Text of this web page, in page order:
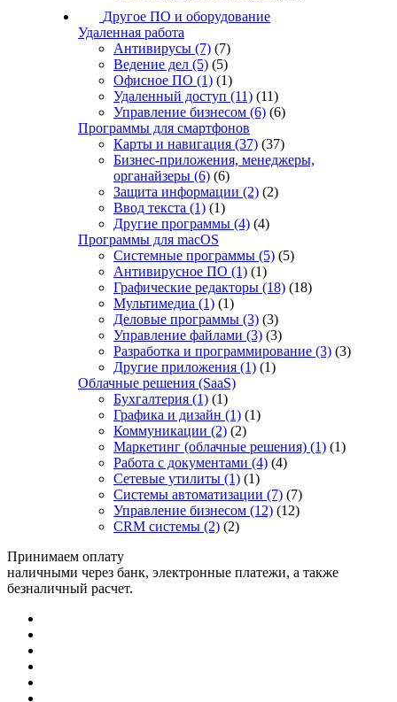
Другое ПО и оборудование
Удаленная работа
Антивирусы (7) (7)
Ведение дел (5) (5)
Офисное ПО (1) (1)
Удаленный доступ (11) (11)
Управление бизнесом (6) (6)
Программы для смартфонов
Карты и навигация (37) (37)
Бизнес-приложения, менеджеры,
органайзеры (6) (6)
Защита информации (2) (2)
Ввод текста (1) (1)
Другие программы (4) (4)
Программы для macOS
Системные программы (5) (5)
Антивирусное ПО (1) (1)
Графические редакторы (18) (18)
Мультимедиа (1) (1)
Деловые программы (3) (3)
Управление файлами (3) (3)
Разработка и программирование (3) (3)
Другие приложения (1) (1)
Облачные решения (SaaS)
Бухгалтерия (1) (1)
Графика и дизайн (1) (1)
Коммуникации (2) (2)
Маркетинг (облачные решения) (1) (1)
Работа с документами (4) (4)
Сетевые утилиты (1) (1)
Системы автоматизации (7) (7)
Управление бизнесом (12) (12)
CRM системы (2) (2)
Принимаем оплату
наличными через банк, электронные платежи, а также
безналичный расчет.